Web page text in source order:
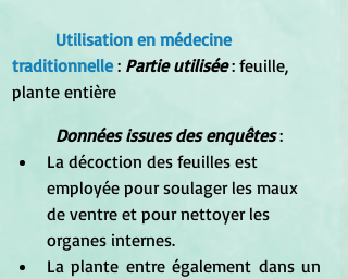
Utilisation en médecine
traditionnelle : Partie utilisée : feuille,
plante entière
Données issues des enquêtes :
La décoction des feuilles est
employée pour soulager les maux
de ventre et pour nettoyer les
organes internes.
La plante entre également dans un